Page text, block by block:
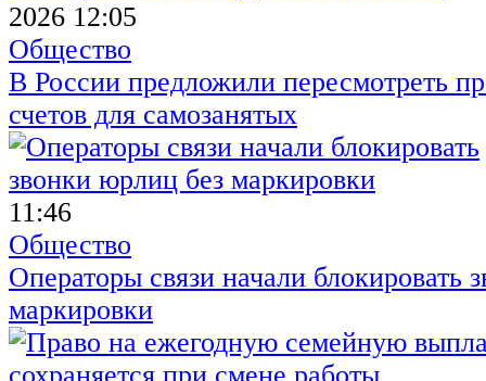
2026 12:05
Общество
В России предложили пересмотреть
счетов для самозанятых
11:46
Общество
Операторы связи начали блокировать
маркировки